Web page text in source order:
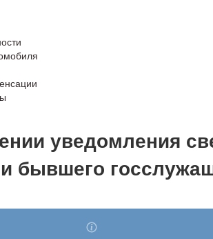
уведомления
бывшего